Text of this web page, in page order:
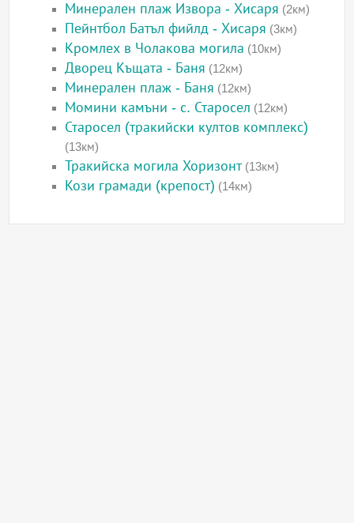
Минерален плаж Извора - Хисаря (2км)
Пейнтбол Батъл фийлд - Хисаря (3км)
Кромлех в Чолакова могила (10км)
Дворец Къщата - Баня (12км)
Минерален плаж - Баня (12км)
Момини камъни - с. Старосел (12км)
Старосел (тракийски култов комплекс)
(13км)
Тракийска могила Хоризонт(13км)
Кози грамади (крепост) (14км)